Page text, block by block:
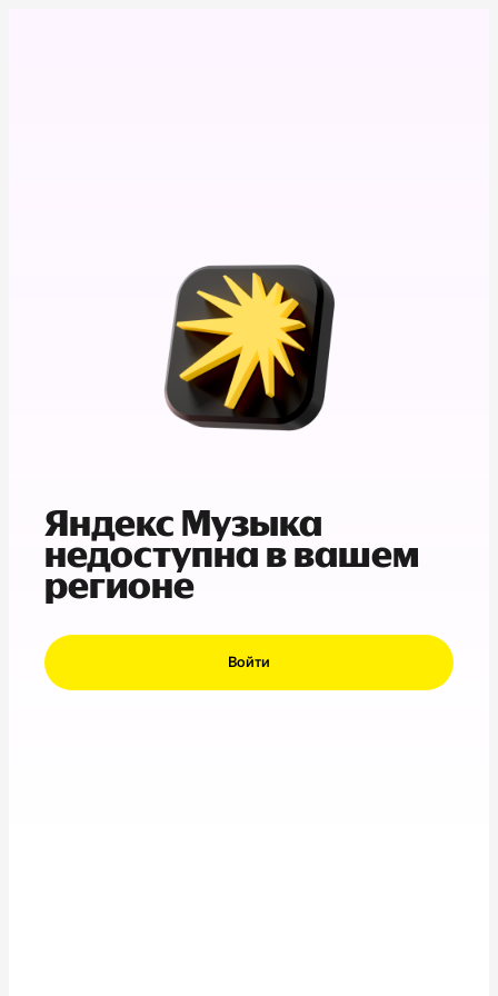
Яндекс Музыка
недоступна в вашем
регионе
Войти